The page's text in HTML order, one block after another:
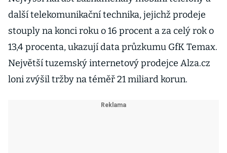
další telekomunikační technika, jejichž prodeje
stouply na konci roku o 16 procent a za celý rok o
13,4 procenta, ukazují data průzkumu GfK Temax.
Největší tuzemský internetový prodejce Alza.cz
loni zvýšil tržby na téměř 21 miliard korun.